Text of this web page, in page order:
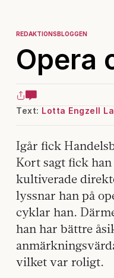
REDAKTIONSBLOGGEN
Opera
Text: Lotta Engzell
Igår fick
Kort sagt fick
kultiverade
lyssnar han på
cyklar han.
han har bättre
vilket var roligt.